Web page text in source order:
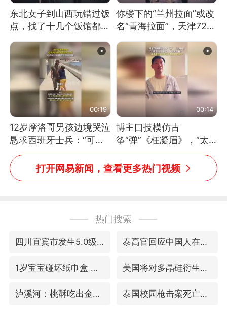
东北女子到山西玩错过饭
点，找了十几个饭馆都没
开门：午休到几点
你楼下的“兰州拉面”或改
名“青海拉面”，天津72家
面馆已集体更换招牌
00:19
12岁摩洛哥男孩边境哭泣
恳求西班牙士兵：“可不
可以不要把我遣返回国”
00:14
博主口技模仿古
筝“弹”《枉凝眉》，“太
像了～你是吃古筝长大的
吗？”“或将成为首位考级
不带古筝的选手。”（来
打开网易新闻，查看更多热门视频
热门搜索
四川宜宾市发生5.0级左右地震 泰高官回应中国人在泰遭歧视：全面调查
1岁宝宝碰坏纸巾盒 宝妈被索赔924元 美国将对多晶硅衍生品加征15%关税
泸溪河：桃酥吃出金属牙冠视频不实 泰国校园枪击案死亡人数升至7人